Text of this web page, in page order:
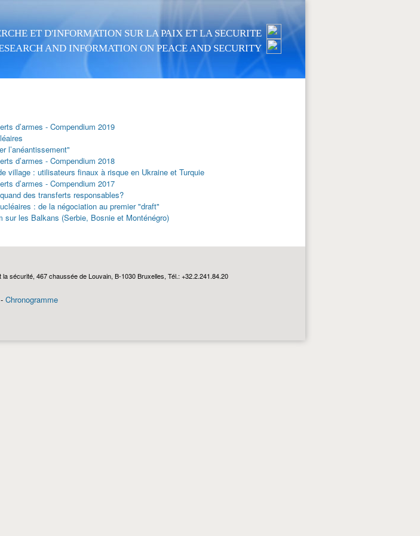
ET D'INFORMATION SUR LA PAIX ET LA SECURITE
AND INFORMATION ON PEACE AND SECURITY
d’armes - Compendium 2019
l’anéantissement"
d’armes - Compendium 2018
village : utilisateurs finaux à risque en Ukraine et Turquie
d’armes - Compendium 2017
des transferts responsables?
: de la négociation au premier "draft"
sur les Balkans (Serbie, Bosnie et Monténégro)
sécurité, 467 chaussée de Louvain, B-1030 Bruxelles, Tél.: +32.2.241.84.20
Chronogramme